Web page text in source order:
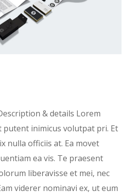
& details Lorem
putent inimicus volutpat pri. Et
nulla officiis at. Ea movet
ea vis. Te praesent
liberavisse et mei, nec
viderer nominavi ex, ut eum